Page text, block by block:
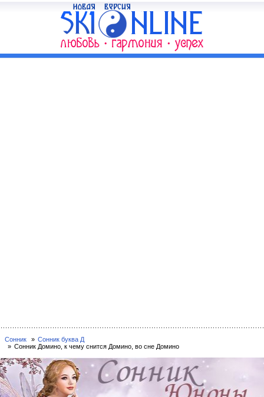
Сонник
Сонник буква Д
Сонник Домино, к чему снится Домино, во сне Домино